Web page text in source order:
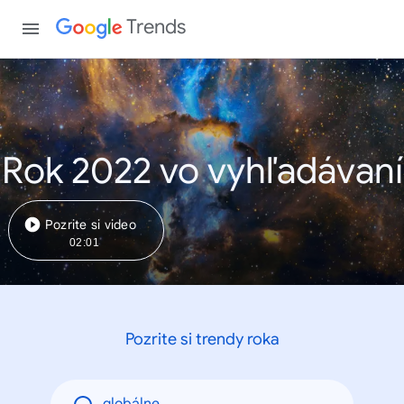
Trends
Rok 2022 vo vyhľadávaní
Pozrite si video
02:01
Pozrite si trendy roka